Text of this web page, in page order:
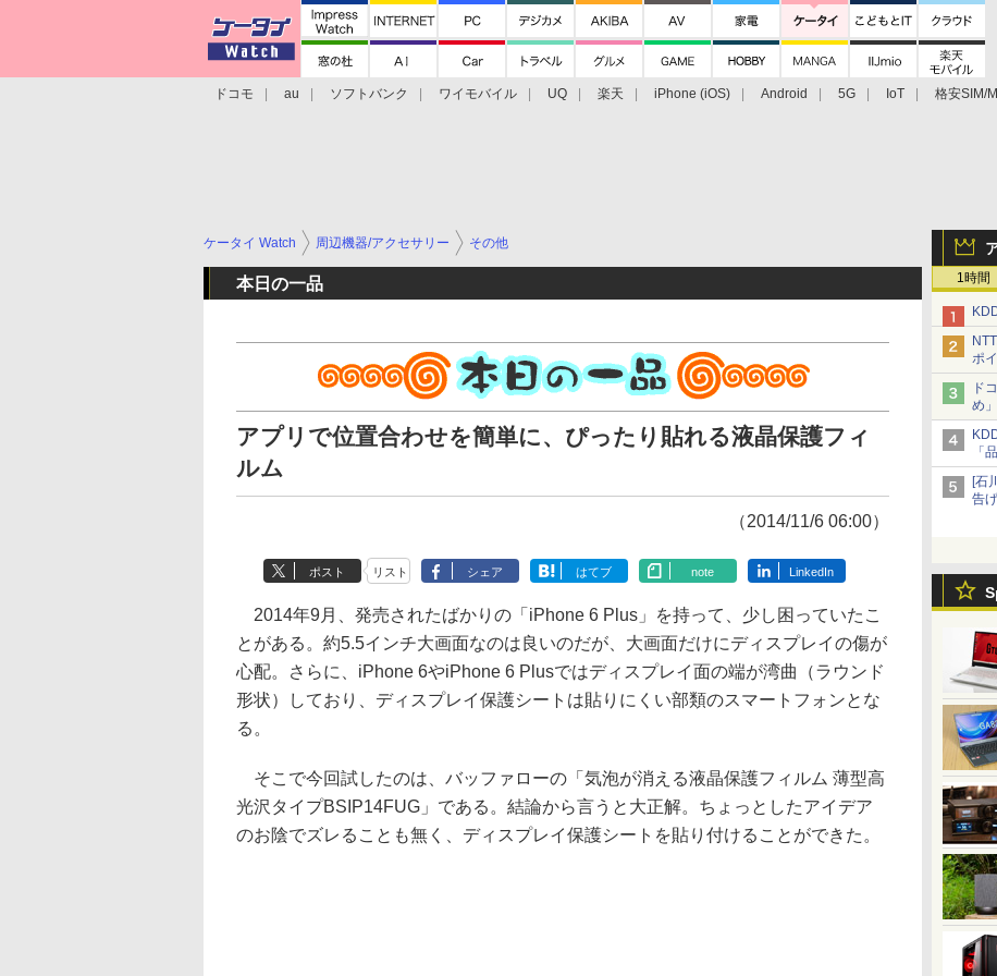
ドコモ au ソフトバンク ワイモバイル UQ 楽天 iPhone (iOS) Android 5G IoT
格安SIM/
1時間
ポ
ド
め
「
[石
告
マ
ケータイ Watch 周辺機器/アクセサリー その他
本日の一品
アプリで位置合わせを簡単に、ぴったり貼れる液晶保護フィ
ルム
（2014/11/6 06:00）
ポスト リスト シェア はてブ note LinkedIn
2014年9月、発売されたばかりの「iPhone 6 Plus」を持って、少し困っていたこ
とがある。約5.5インチ大画面なのは良いのだが、大画面だけにディスプレイの傷が
心配。さらに、iPhone 6やiPhone 6 Plusではディスプレイ面の端が湾曲（ラウンド
形状）しており、ディスプレイ保護シートは貼りにくい部類のスマートフォンとな
る。
そこで今回試したのは、バッファローの「気泡が消える液晶保護フィルム 薄型高
光沢タイプBSIP14FUG」である。結論から言うと大正解。ちょっとしたアイデア
のお陰でズレることも無く、ディスプレイ保護シートを貼り付けることができた。